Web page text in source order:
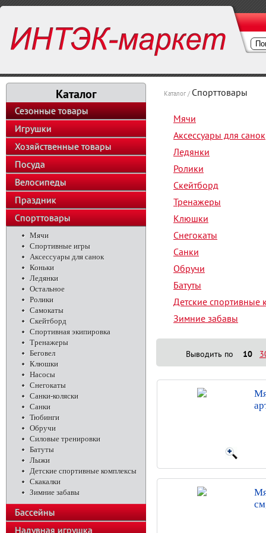
Каталог
Сезонные товары
Игрушки
Хозяйственные товары
Посуда
Велосипеды
Праздник
Спорттовары
Мячи
Спортивные игры
Аксессуары для санок
Коньки
Ледянки
Остальное
Ролики
Самокаты
Скейтборд
Спортивная экипировка
Тренажеры
Беговел
Клюшки
Насосы
Снегокаты
Санки-коляски
Санки
Тюбинги
Обручи
Силовые тренировки
Батуты
Лыжи
Детские спортивные комплексы
Скакалки
Зимние забавы
Бассейны
Надувная игрушка
Каталог / Спорттовары
Мячи
Аксессуары для санок
Ледянки
Ролики
Скейтборд
Тренажеры
Клюшки
Снегокаты
Санки
Обручи
Батуты
Детские спортивные
Зимние забавы
Выводить по 10